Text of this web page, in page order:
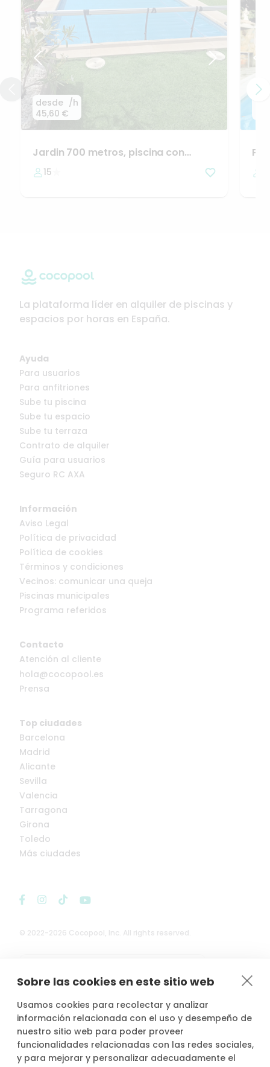
Sobre las cookies en este sitio web
Usamos cookies para recolectar y analizar
información relacionada con el uso y desempeño de
nuestro sitio web para poder proveer
funcionalidades relacionadas con las redes sociales,
y para mejorar y personalizar adecuadamente el
desde
45,60 €
/h
Jardin 700 metros​,​ piscina con
vistas
15
La plataforma líder en alquiler de piscinas y
espacios por horas en España.
© 2022-2026 Cocopool, Inc. All rights reserved.
Anfitriones asegurados*
Ayuda
Para usuarios
Para anfitriones
Sube tu piscina
Sube tu espacio
Sube tu terraza
Contrato de alquiler
Guía para usuarios
Seguro RC AXA
Información
Aviso Legal
Política de privacidad
Política de cookies
Términos y condiciones
Vecinos: comunicar una queja
Piscinas municipales
Programa referidos
Contacto
Atención al cliente
hola@cocopool.es
Prensa
Top ciudades
Barcelona
Madrid
Alicante
Sevilla
Valencia
Tarragona
Girona
Toledo
Más ciudades
*Actividad, con seguro voluntario de responsabilidad civil del
propietario, contratado por PLACE4PLAN, S.L. con AXA SEGUROS
GENERALES, S.A. de Seguros y Reaseguros, siempre que conste